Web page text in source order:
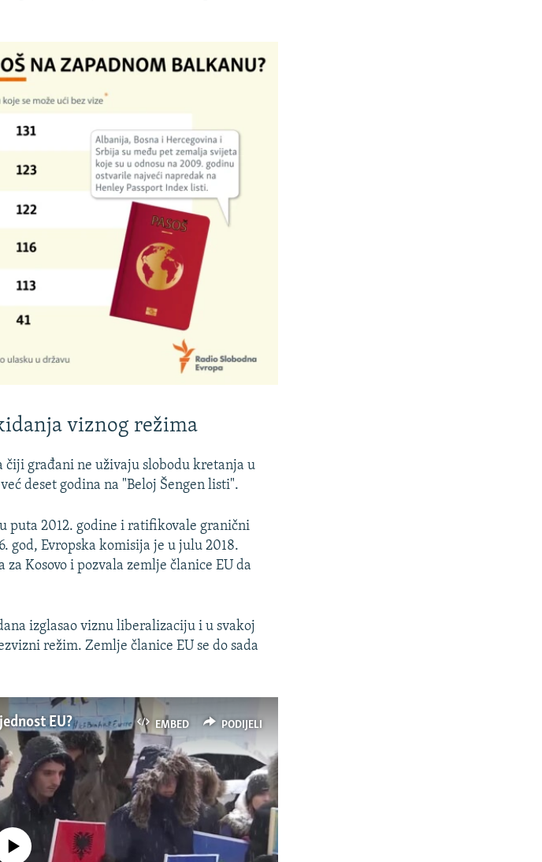
viznog režima
čiji građani ne uživaju slobodu kretanja u
deset godina na "Beloj Šengen listi".
puta 2012. godine i ratifikovale granični
god, Evropska komisija je u julu 2018.
Kosovo i pozvala zemlje članice EU da
izglasao viznu liberalizaciju i u svakoj
režim. Zemlje članice EU se do sada
EMBED PODIJELI
EU?
currently available